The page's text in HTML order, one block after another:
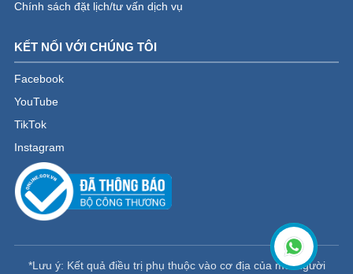
Chính sách đặt lịch/tư vấn dịch vụ
KẾT NỐI VỚI CHÚNG TÔI
Facebook
YouTube
TikTok
Instagram
*Lưu ý: Kết quả điều trị phụ thuộc vào cơ địa của mỗi người